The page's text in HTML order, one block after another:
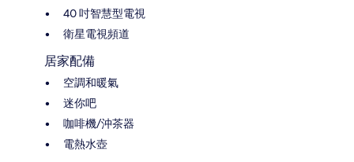
40 吋智慧型電視
衛星電視頻道
居家配備
空調和暖氣
迷你吧
咖啡機/沖茶器
電熱水壺